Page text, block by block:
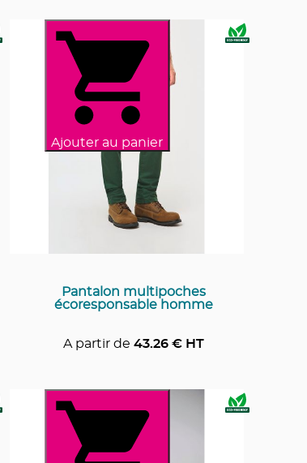
Ajouter au panier
Pantalon multipoches
écoresponsable homme
A partir de 43.26€ HT